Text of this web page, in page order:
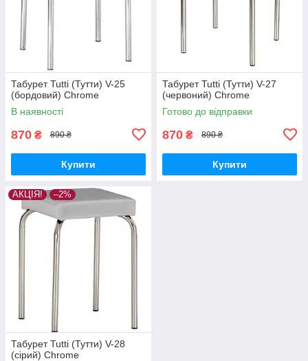
Табурет Tutti (Тутти) V-25
(бордовий) Chrome
В наявності
870 ₴ 890 ₴
Купити
Табурет Tutti (Тутти) V-27
(червоний) Chrome
Готово до відправки
870 ₴ 890 ₴
Купити
АКЦІЯ! –2%
Табурет Tutti (Тутти) V-28
(сірий) Chrome